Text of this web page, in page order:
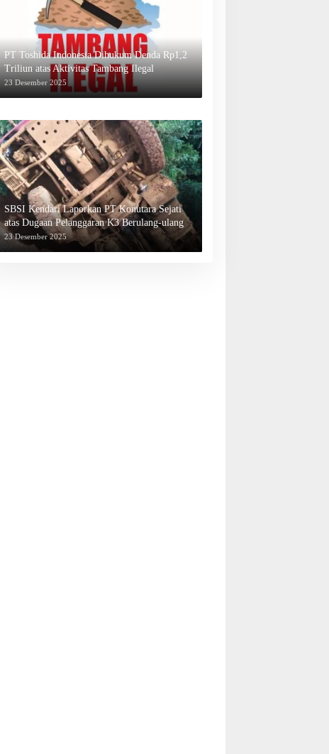
PT Toshida Indonesia Dihukum Denda Rp1,2
Triliun atas Aktivitas Tambang Ilegal
23 Desember 2025
SBSI Kendari Laporkan PT Konutara Sejati
atas Dugaan Pelanggaran K3 Berulang-ulang
23 Desember 2025